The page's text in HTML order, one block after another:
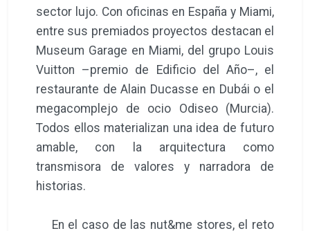
sector lujo. Con oficinas en España y Miami,
entre sus premiados proyectos destacan el
Museum Garage en Miami, del grupo Louis
Vuitton –premio de Edificio del Año–, el
restaurante de Alain Ducasse en Dubái o el
megacomplejo de ocio Odiseo (Murcia).
Todos ellos materializan una idea de futuro
amable, con la arquitectura como
transmisora de valores y narradora de
historias.
En el caso de las nut&me stores, el reto